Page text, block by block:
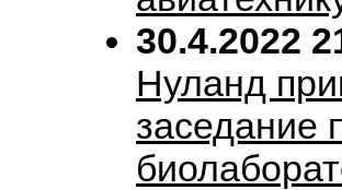
30.4.2022
Нуланд
заседание